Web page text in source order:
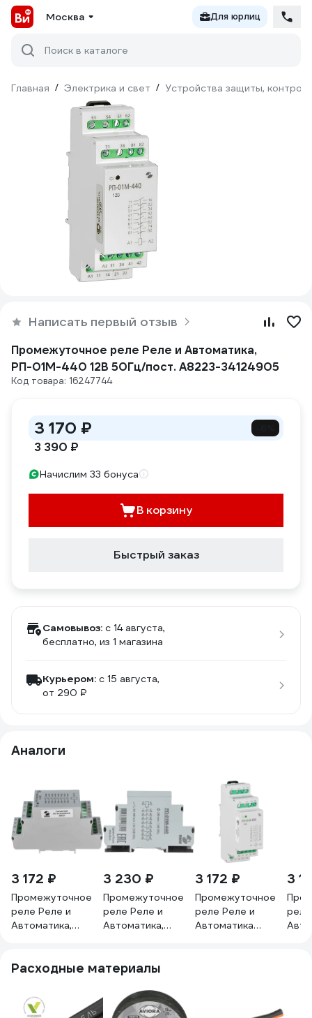
Москва Для юрлиц
Поиск в каталоге
Главная / Электрика и свет / Устройства защиты,
Написать первый отзыв
Промежуточное реле Реле и Автоматика,
РП-01М-440 12В 50Гц/пост. A8223-34124905
Код товара: 16247744
3 170 ₽
3 390 ₽
Начислим 33 бонуса
В корзину
Быстрый заказ
Самовывоз: c 14 августа,
бесплатно, из 1 магазина
Курьером: c 15 августа,
от 290 ₽
Аналоги
3 172 ₽
Промежуточное
реле Реле и
Автоматика,
A8223-80108950
3 230 ₽
Промежуточное
реле Реле и
Автоматика,
A8223-80108899
3 172 ₽
Промежуточное
реле Реле и
Автоматика
3
Расходные материалы